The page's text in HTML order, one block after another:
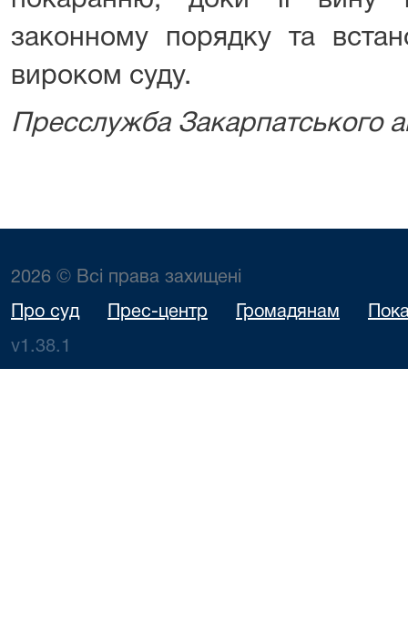
законному порядку та
вироком суду.
Пресслужба Закарпатського
2026 © Всі права захищені
Про суд Прес-центр Громадянам
v1.38.1